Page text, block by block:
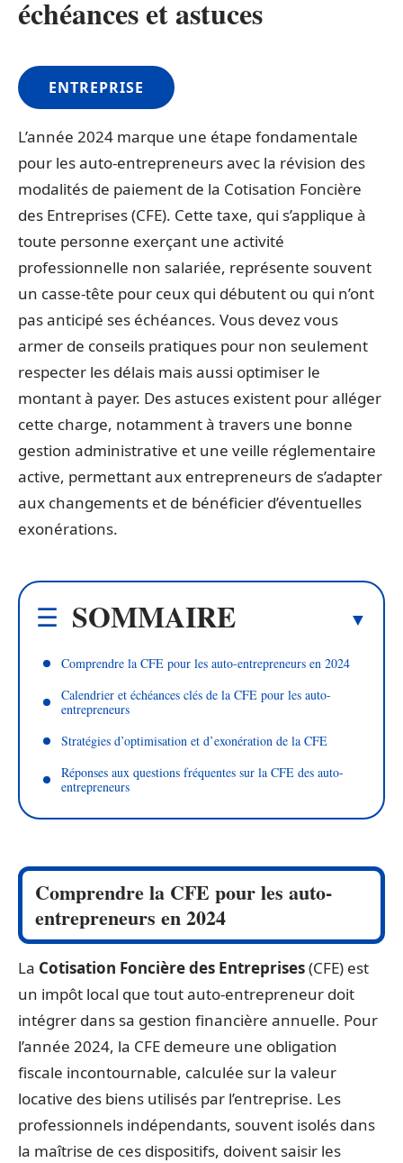
échéances et astuces
ENTREPRISE
L’année 2024 marque une étape fondamentale
pour les auto-entrepreneurs avec la révision des
modalités de paiement de la Cotisation Foncière
des Entreprises (CFE). Cette taxe, qui s’applique à
toute personne exerçant une activité
professionnelle non salariée, représente souvent
un casse-tête pour ceux qui débutent ou qui n’ont
pas anticipé ses échéances. Vous devez vous
armer de conseils pratiques pour non seulement
respecter les délais mais aussi optimiser le
montant à payer. Des astuces existent pour alléger
cette charge, notamment à travers une bonne
gestion administrative et une veille réglementaire
active, permettant aux entrepreneurs de s’adapter
aux changements et de bénéficier d’éventuelles
exonérations.
SOMMAIRE
Comprendre la CFE pour les auto-entrepreneurs en 2024
Calendrier et échéances clés de la CFE pour les auto-
entrepreneurs
Stratégies d’optimisation et d’exonération de la CFE
Réponses aux questions fréquentes sur la CFE des auto-
entrepreneurs
Comprendre la CFE pour les auto-
entrepreneurs en 2024
La Cotisation Foncière des Entreprises(CFE) est
un impôt local que tout auto-entrepreneur doit
intégrer dans sa gestion financière annuelle. Pour
l’année 2024, la CFE demeure une obligation
fiscale incontournable, calculée sur la valeur
locative des biens utilisés par l’entreprise. Les
professionnels indépendants, souvent isolés dans
la maîtrise de ces dispositifs, doivent saisir les